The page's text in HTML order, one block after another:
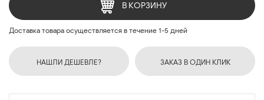
В КОРЗИНУ
Доставка товара осуществляется в течение 1-5 дней
НАШЛИ ДЕШЕВЛЕ? ЗАКАЗ В ОДИН КЛИК